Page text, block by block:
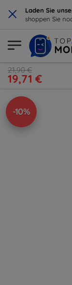
× Laden Sie
shoppen Sie
21,90 €
19,71 €
-10%